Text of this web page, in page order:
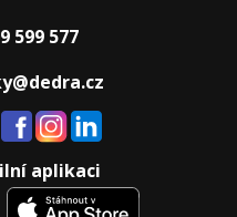
599 577
aplikaci